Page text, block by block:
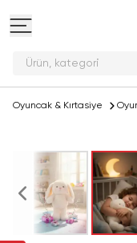
Ürün, ka
Oyuncak & Kırtasiye